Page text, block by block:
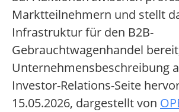
Marktteilnehmern und stellt
Infrastruktur für den B2B-
Gebrauchtwagenhandel
Unternehmensbeschreibung
Investor-Relations-Seite
15.05.2026, dargestellt von